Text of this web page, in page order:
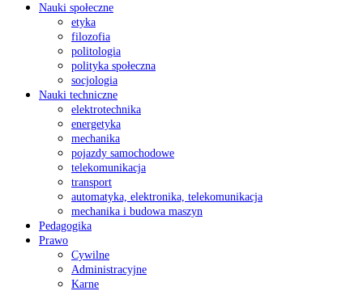
Nauki społeczne
etyka
filozofia
politologia
polityka społeczna
socjologia
Nauki techniczne
elektrotechnika
energetyka
mechanika
pojazdy samochodowe
telekomunikacja
transport
automatyka, elektronika, telekomunikacja
mechanika i budowa maszyn
Pedagogika
Prawo
Cywilne
Administracyjne
Karne